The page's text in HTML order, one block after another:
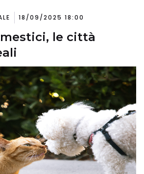
18/09/2025 18:00
le città